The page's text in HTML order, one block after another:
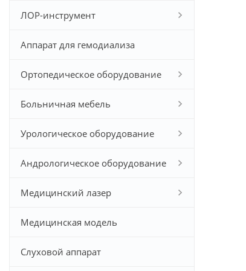
ЛОР-инструмент
Аппарат для гемодиализа
Ортопедическое оборудование
Больничная мебель
Урологическое оборудование
Андрологическое оборудование
Медицинский лазер
Медицинская модель
Слуховой аппарат